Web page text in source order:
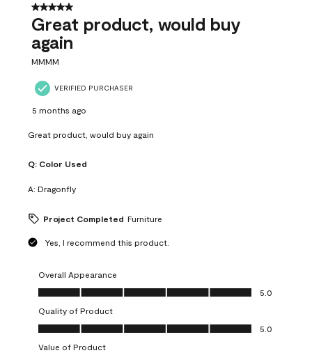
5 out of 5 stars.
Great product, would buy
again
MMMM
VERIFIED PURCHASER
5 months ago
Great product, would buy again
Q: Color Used
A: Dragonfly
Project Completed Furniture
Yes, I recommend this product.
Overall Appearance
Overall Appearance, 5.0 out of 5
5.0
Quality of Product
Quality of Product, 5.0 out of 5
5.0
Value of Product